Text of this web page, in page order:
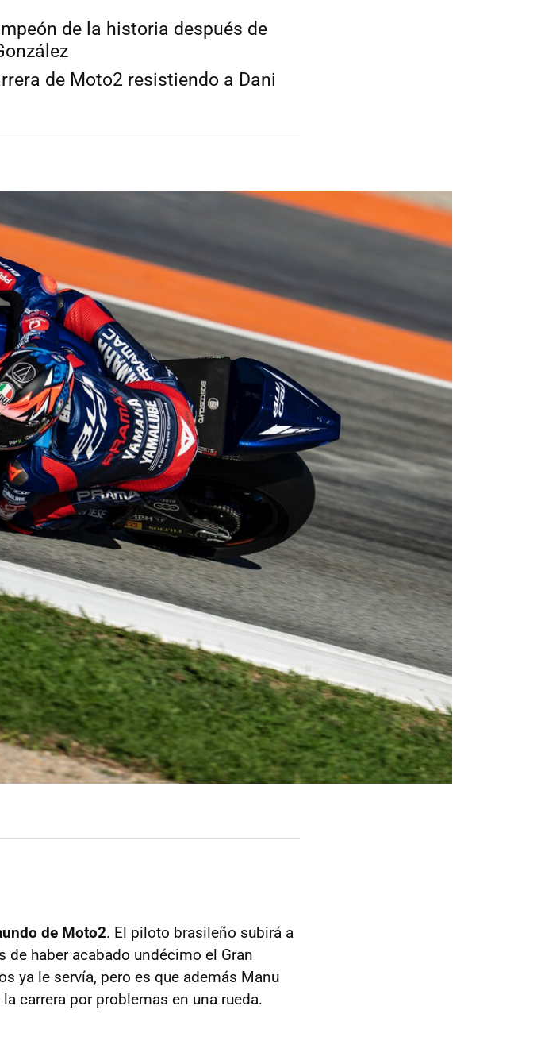
de la historia después de
de Moto2 resistiendo a Dani
de Moto2. El piloto brasileño subirá a
haber acabado undécimo el Gran
ya le servía, pero es que además Manu
carrera por problemas en una rueda.